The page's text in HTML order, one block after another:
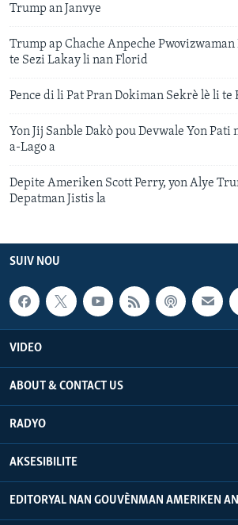
Trump an Janvye
Trump ap Chache Anpeche Pwovizwaman
te Sezi Lakay li nan Florid
Pence di li Pat Pran Dokiman Sekrè lè li te
Yon Jij Sanble Dakò pou Devwale Yon
a-Lago a
Depite Ameriken Scott Perry, yon Alye
Depatman Jistis la
SUIV NOU
VIDEO
ABOUT & CONTACT US
RADYO
AKSESIBILITE
EDITORYAL NAN GOUVÈNMAN AMERIKEN AN